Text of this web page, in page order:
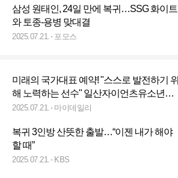
삼성 원태인, 24일 만에 복귀…SSG 화이트
와 토종-용병 맞대결
2025.07.21. 포모스
미래의 국가대표 예약! "스스로 발전하기 위
해 노력하는 선수" 일산자이언츠유소년야
구단 이서은, 아쉬운 패배에도 돋보였던 투
2025.07.21. 마이데일리
복귀 3인방 산뜻한 출발…“이젠 내가 해야
할 때”
2025.07.21. KBS